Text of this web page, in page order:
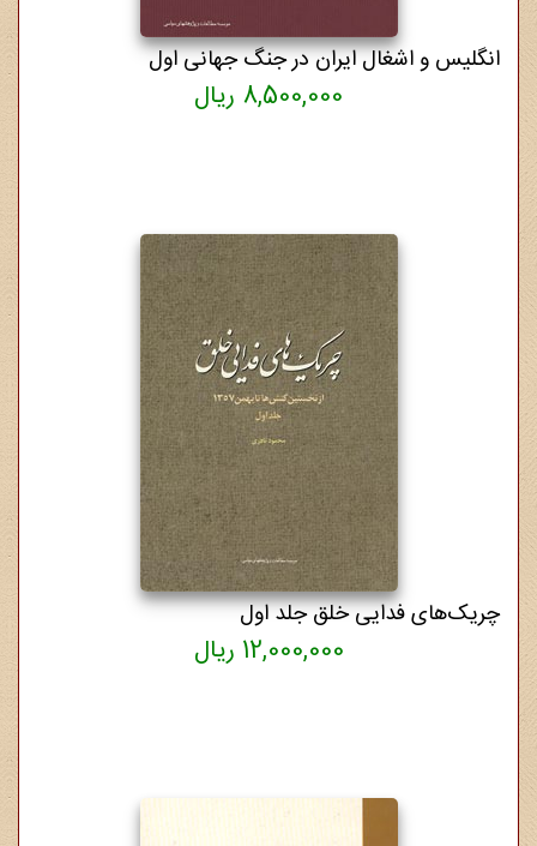
انگلیس و اشغال ایران در جنگ جهانی اول
8,500,000 ریال
چریک‌های فدایی خلق جلد اول
12,000,000 ریال